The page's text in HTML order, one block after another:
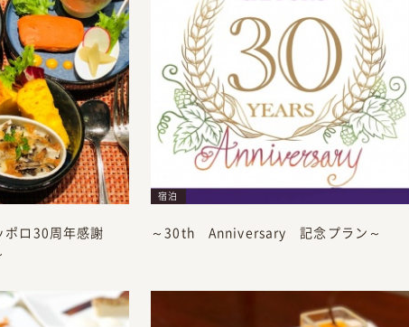
ポロ30周年感謝
宿泊
～30th Anniversary 記念プラン～